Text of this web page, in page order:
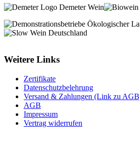
Weitere Links
Zertifikate
Datenschutzbelehrung
Versand & Zahlungen (Link zu
AGB
Impressum
Vertrag widerrufen